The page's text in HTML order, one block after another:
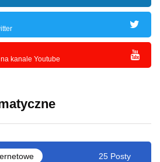
kanale Youtube
25 Posty